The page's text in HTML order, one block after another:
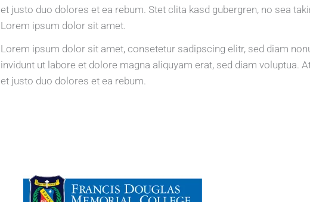
et justo duo dolores et ea rebum. Stet clita kasd gubergren, no sea
Lorem ipsum dolor sit amet.
Lorem ipsum dolor sit amet, consetetur sadipscing elitr, sed diam
invidunt ut labore et dolore magna aliquyam erat, sed diam voluptua.
et justo duo dolores et ea rebum.